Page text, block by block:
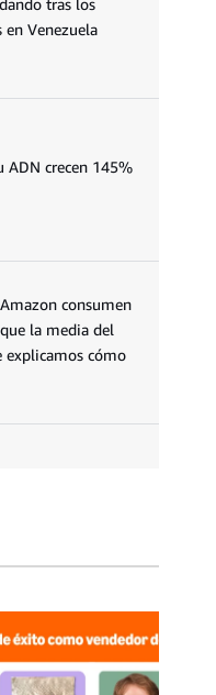
tras los
Venezuela
ADN crecen 145%
consumen
la media del
explicamos cómo